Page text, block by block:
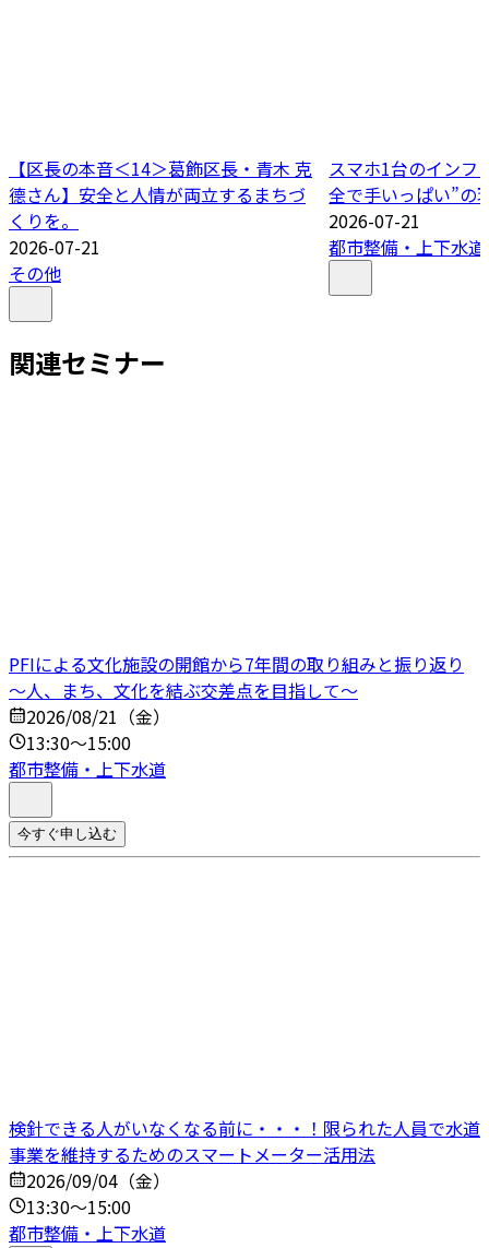
【区長の本音＜14＞葛飾区長・青木 克
德さん】安全と人情が両立するまちづ
くりを。
2026-07-21
その他
スマホ1台のインフ
全で手いっぱい”の
2026-07-21
都市整備・上下水道
関連セミナー
PFIによる文化施設の開館から7年間の取り組みと振り返り
～人、まち、文化を結ぶ交差点を目指して～
2026/08/21（金）
13:30～15:00
都市整備・上下水道
今すぐ申し込む
検針できる人がいなくなる前に・・・！限られた人員で水道
事業を維持するためのスマートメーター活用法
2026/09/04（金）
13:30～15:00
都市整備・上下水道